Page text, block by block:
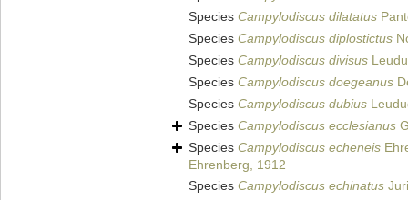
Species Campylodiscus dilatatus
Species Campylodiscus diplostictus
Species Campylodiscus divisus
Species Campylodiscus doegeanus
Species Campylodiscus dubius
Species Campylodiscus ecclesianus
Species Campylodiscus echeneis
Ehrenberg, 1912
Species Campylodiscus echinatus